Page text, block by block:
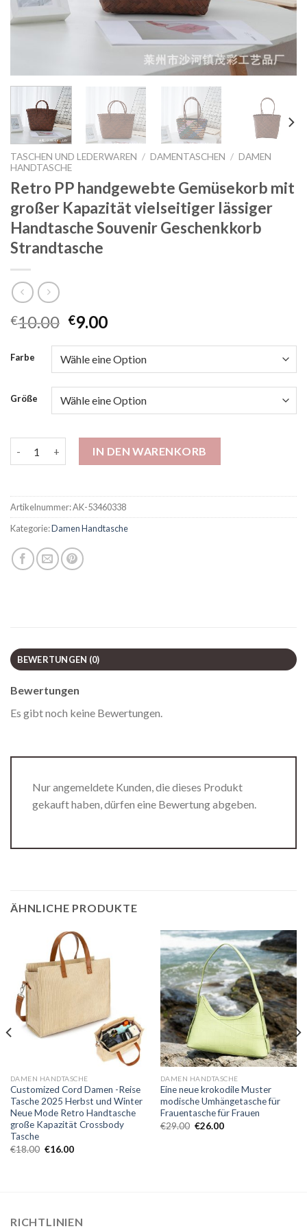
TASCHEN UND LEDERWAREN / DAMENTASCHEN / DAMEN
HANDTASCHE
Retro PP handgewebte Gemüsekorb mit
großer Kapazität vielseitiger lässiger
Handtasche Souvenir Geschenkkorb
Strandtasche
€10.00 €9.00
Farbe
Größe
IN DEN WARENKORB
Artikelnummer:AK-53460338
Kategorie:Damen Handtasche
BEWERTUNGEN (0)
Bewertungen
Es gibt noch keine Bewertungen.
Nur angemeldete Kunden, die dieses Produkt
gekauft haben, dürfen eine Bewertung abgeben.
ÄHNLICHE PRODUKTE
DAMEN HANDTASCHE
Customized Cord Damen -Reise
Tasche 2025 Herbst und Winter
Neue Mode Retro Handtasche
große Kapazität Crossbody
Tasche
€18.00 €16.00
DAMEN HANDTASCHE
Eine neue krokodile Muster
modische Umhängetasche für
Frauentasche für Frauen
€29.00 €26.00
RICHTLINIEN